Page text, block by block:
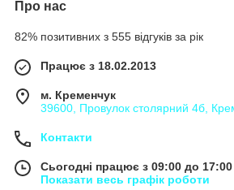
Про нас
82% позитивних з 555 відгуків за рік
Працює з 18.02.2013
м. Кременчук
39600, Провулок столярний 4б,
Контакти
Сьогодні працює з 09:00 до 17:00
Показати весь графік роботи